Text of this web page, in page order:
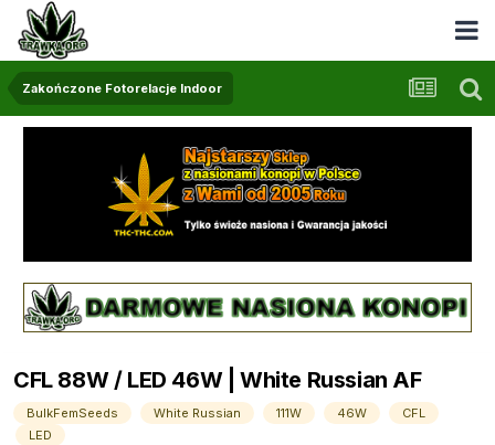
Zakończone Fotorelacje Indoor
CFL 88W / LED 46W | White Russian AF
BulkFemSeeds White Russian 111W 46W
CFL
LED